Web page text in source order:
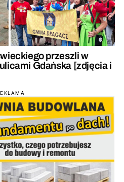
przeszli w
Gdańska [zdjęcia i